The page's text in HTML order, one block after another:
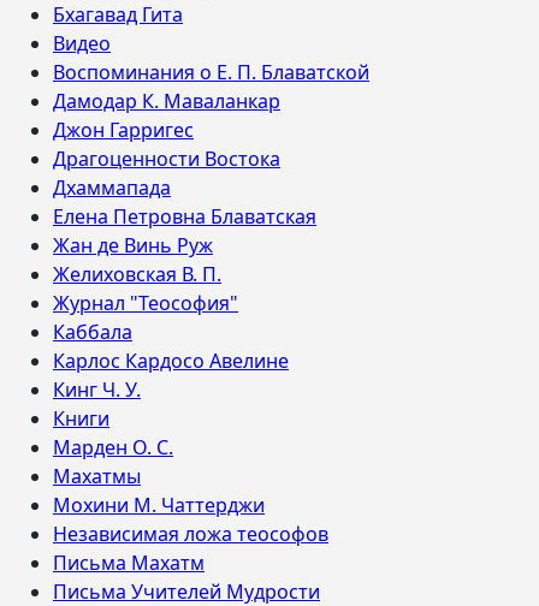
Бхагавад Гита
Видео
Воспоминания о Е. П. Блаватской
Дамодар К. Маваланкар
Джон Гарригес
Драгоценности Востока
Дхаммапада
Елена Петровна Блаватская
Жан де Винь Руж
Желиховская В. П.
Журнал "Теософия"
Каббала
Карлос Кардосо Авелине
Кинг Ч. У.
Книги
Марден О. С.
Махатмы
Мохини М. Чаттерджи
Независимая ложа теософов
Письма Махатм
Письма Учителей Мудрости